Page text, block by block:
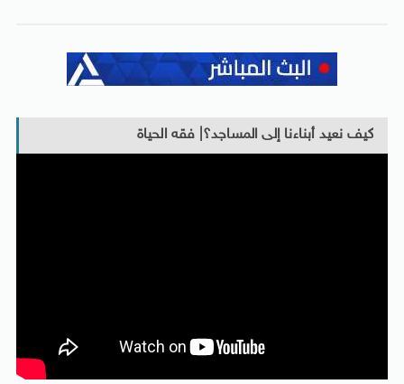
كيف نعيد أبناءنا إلى المساجد؟| فقه الحياة